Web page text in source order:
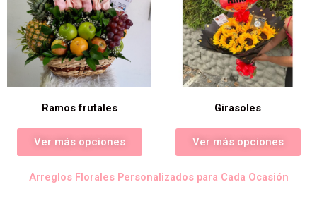
Ramos frutales
Ver más opciones
Girasoles
Ver más opciones
Arreglos Florales Personalizados para Cada Ocasión